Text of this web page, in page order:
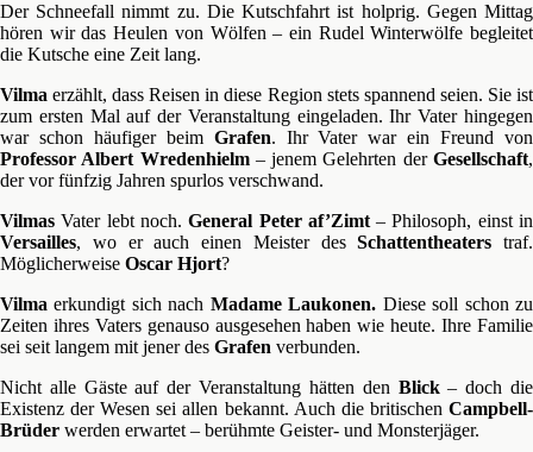
Der Schneefall nimmt zu. Die Kutschfahrt ist holprig. Gegen Mittag
hören wir das Heulen von Wölfen – ein Rudel Winterwölfe begleitet
die Kutsche eine Zeit lang.
Vilma erzählt, dass Reisen in diese Region stets spannend seien. Sie ist
zum ersten Mal auf der Veranstaltung eingeladen. Ihr Vater hingegen
war schon häufiger beim Grafen. Ihr Vater war ein Freund von
Professor Albert Wredenhielm– jenem Gelehrten derGesellschaft,
der vor fünfzig Jahren spurlos verschwand.
Vilmas Vater lebt noch.General Peter af’Zimt– Philosoph, einst in
Versailles, wo er auch einen Meister desSchattentheaters traf.
Möglicherweise Oscar Hjort?
Vilma erkundigt sich nach Madame Laukonen. Diese soll schon zu
Zeiten ihres Vaters genauso ausgesehen haben wie heute. Ihre Familie
sei seit langem mit jener des Grafen verbunden.
Nicht alle Gäste auf der Veranstaltung hätten den Blick– doch die
Existenz der Wesen sei allen bekannt. Auch die britischen Campbell-
Brüder werden erwartet – berühmte Geister- und Monsterjäger.